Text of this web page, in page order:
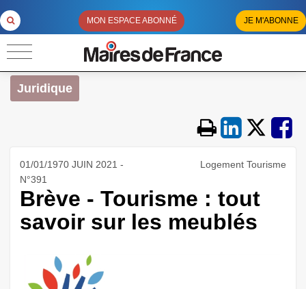
MON ESPACE ABONNÉ JE M'ABONNE
Juridique
01/01/1970 JUIN 2021 -
N°391
Logement Tourisme
Brève - Tourisme : tout
savoir sur les meublés